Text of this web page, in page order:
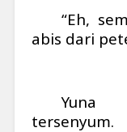
“Eh,
abis dari
Yuna
tersenyum.